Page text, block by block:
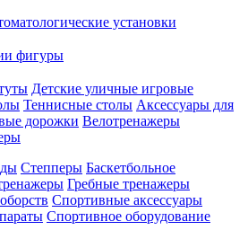
установки
фигуры
Детские уличные игровые
Теннисные столы Аксессуары для
дорожки Велотренажеры
Степперы Баскетбольное
Гребные тренажеры
Спортивные аксессуары
Спортивное оборудование